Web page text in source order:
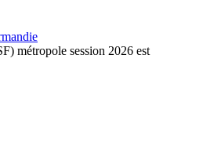
session 2026 est